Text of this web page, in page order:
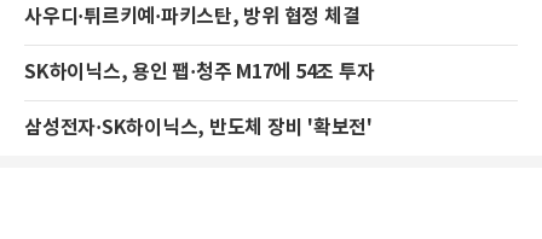
사우디·튀르키예·파키스탄, 방위 협정 체결
SK하이닉스, 용인 팹·청주 M17에 54조 투자
삼성전자·SK하이닉스, 반도체 장비 '확보전'